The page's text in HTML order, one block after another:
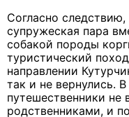
Согласно
супружеская пара
собакой породы
туристический
направлении
так и не вернулись.
путешественники не
родственниками, и